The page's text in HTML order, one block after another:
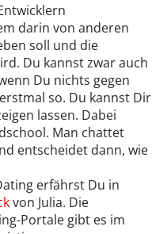
darin von anderen
soll und die
Du kannst zwar auch
Du nichts gegen
so. Du kannst Dir
lassen. Dabei
Man chattet
entscheidet dann, wie
erfährst Du in
von Julia. Die
Portale gibt es im